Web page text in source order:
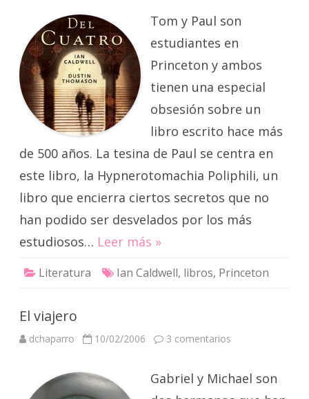
cuatro
Tom y Paul son
estudiantes en
Princeton y ambos
tienen una especial
obsesión sobre un
libro escrito hace más
de 500 años. La tesina de Paul se centra en
este libro, la Hypnerotomachia Poliphili, un
libro que encierra ciertos secretos que no
han podido ser desvelados por los más
estudiosos… Leer más »
Literatura Ian Caldwell, libros, Princeton
El viajero
dchaparro 10/02/2006 3 comentarios
Gabriel y Michael son